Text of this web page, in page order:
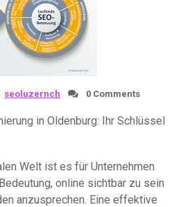
seoluzernch 0 Comments
in Oldenburg: Ihr Schlüssel
Welt ist es für Unternehmen
online sichtbar zu sein
anzusprechen. Eine effektive